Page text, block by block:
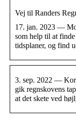
Vej til Randers
17. jan. 2023 —
som help til at
tidsplaner, og find
3. sep. 2022 —
gik regnskovens
at det skete ved